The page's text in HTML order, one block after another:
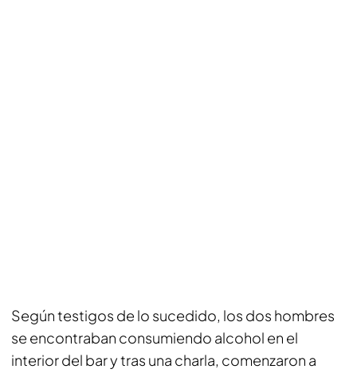
Según testigos de lo sucedido, los dos hombres
se encontraban consumiendo alcohol en el
interior del bar y tras una charla, comenzaron a